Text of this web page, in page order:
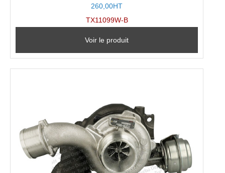
260,00HT
TX11099W-B
Voir le produit